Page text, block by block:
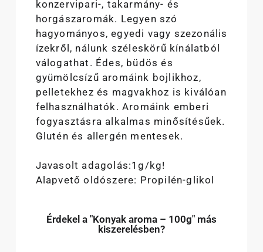
konzervipari-, takarmány- és
horgászaromák. Legyen szó
hagyományos, egyedi vagy szezonális
ízekről, nálunk széleskörű kínálatból
válogathat. Édes, büdös és
gyümölcsízű aromáink bojlikhoz,
pelletekhez és magvakhoz is kiválóan
felhasználhatók. Aromáink emberi
fogyasztásra alkalmas minősítésűek.
Glutén és allergén mentesek.
Javasolt adagolás:1g/kg!
Alapvető oldószere: Propilén-glikol
Érdekel a "Konyak aroma – 100g" más
kiszerelésben?